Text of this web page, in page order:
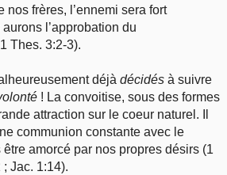
nos frères, l’ennemi sera fort
l’approbation du
Thes. 3:2-3).
déjàdécidés à suivre
! La convoitise, sous des formes
attraction sur le coeur naturel. Il
communion constante avec le
amorcé par nos propres désirs (1
; Jac. 1:14).